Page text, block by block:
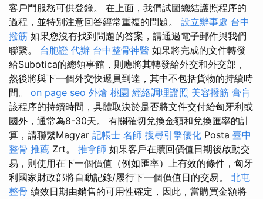
客戶門服務可供登錄。 在上面，我們試圖總結護照程序的
過程，並特別注意回答經常重複的問題。 設立辦事處 台中
撥筋 如果您沒有找到問題的答案，請通過電子郵件與我們
聯繫。 台胞證 代辦 台中整骨神醫 如果將完成的文件轉發
給Subotica的總領事館，則應將其轉發給外交和外交部，
然後將與下一個外交快遞員到達，其中不包括貨物的持續時
間。 on page seo 外燴 桃園 經絡調理證照 美容撥筋 膏肓
該程序的持續時間，具體取決於是否將文件交付給匈牙利或
國外，通常為8-30天。 有關確切兌換金額和兌換匯率的計
算，請聯繫Magyar 記帳士 名師 搜尋引擎優化 Posta 臺中
整骨 推薦 Zrt。 推拿師 如果客戶在贖回價值日期後啟動交
易，則使用在下一個價值（例如匯率）上有效的條件，匈牙
利國家財政部將自動記錄/履行下一個價值日的交易。 北屯
整骨 績效日期由銷售的可用性確定，因此，當購買金額將